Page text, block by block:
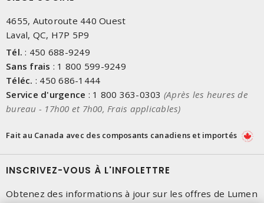
4655, Autoroute 440 Ouest
Laval, QC, H7P 5P9
Tél. : 450 688-9249
Sans frais : 1 800 599-9249
Téléc. : 450 686-1444
Service d'urgence : 1 800 363-0303 (Après les heures de
bureau - 17h00 et 7h00, Frais applicables)
Fait au Canada avec des composants canadiens et importés
INSCRIVEZ-VOUS À L'INFOLETTRE
Obtenez des informations à jour sur les offres de Lumen